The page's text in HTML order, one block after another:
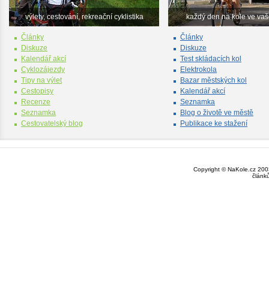
výlety, cestování, rekreační cyklistika
Články
Diskuze
Kalendář akcí
Cyklozájezdy
Tipy na výlet
Cestopisy
Recenze
Seznamka
Cestovatelský blog
každý den na kole ve
Články
Diskuze
Test skládacích kol
Elektrokola
Bazar městských kol
Kalendář akcí
Seznamka
Blog o životě ve městě
Publikace ke stažení
Copyright © NaKole.cz